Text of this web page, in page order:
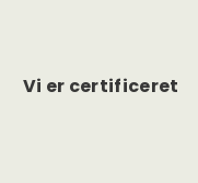
Vi er certificeret